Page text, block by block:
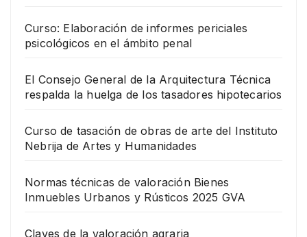
Curso: Elaboración de informes periciales
psicológicos en el ámbito penal
El Consejo General de la Arquitectura Técnica
respalda la huelga de los tasadores hipotecarios
Curso de tasación de obras de arte del Instituto
Nebrija de Artes y Humanidades
Normas técnicas de valoración Bienes
Inmuebles Urbanos y Rústicos 2025 GVA
Claves de la valoración agraria